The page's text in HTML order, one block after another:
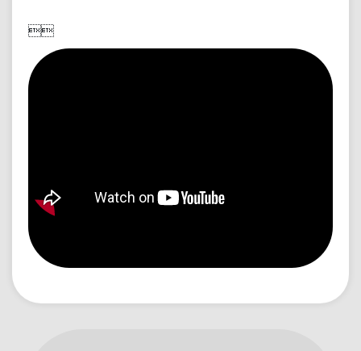
